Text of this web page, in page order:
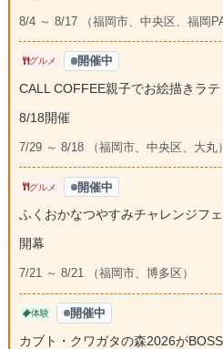
8/4 ～ 8/17 （福岡市、中央区、福岡
グルメ 開催中
CALL COFFEE親子でお絵描きラ
8/18開催
7/29 ～ 8/18 （福岡市、中央区、大丸）
グルメ 開催中
ふくおかなつやすみチャレンジフ
開幕
7/21 ～ 8/21 （福岡市、博多区）
体験 開催中
カブト・クワガタの森2026が